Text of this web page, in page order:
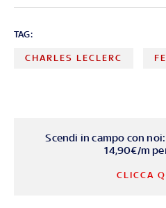
TAG:
CHARLES LECLERC
Scendi in campo con noi:
14,90€/m
CLICCA